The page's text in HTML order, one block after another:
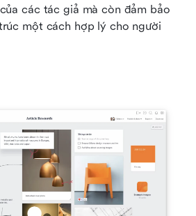
các tác giả mà còn đảm bảo
một cách hợp lý cho người